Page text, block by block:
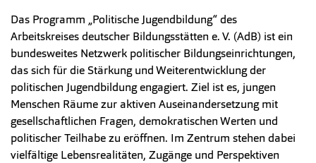
Das Programm „Politische Jugendbildung“ des
Arbeitskreises deutscher Bildungsstätten e. V. (AdB) ist ein
bundesweites Netzwerk politischer Bildungseinrichtungen,
das sich für die Stärkung und Weiterentwicklung der
politischen Jugendbildung engagiert. Ziel ist es, jungen
Menschen Räume zur aktiven Auseinandersetzung mit
gesellschaftlichen Fragen, demokratischen Werten und
politischer Teilhabe zu eröffnen. Im Zentrum stehen dabei
vielfältige Lebensrealitäten, Zugänge und Perspektiven